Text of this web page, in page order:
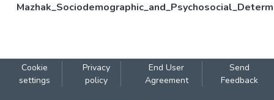
Cookie
settings
Privacy
policy
End User
Agreement
Send
Feedback